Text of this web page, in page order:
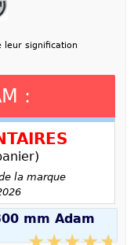
leur signification
:
la marque
mm Adam